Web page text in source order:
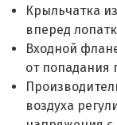
Крыльчатка
вперед
Входной
от попадания
воздуха